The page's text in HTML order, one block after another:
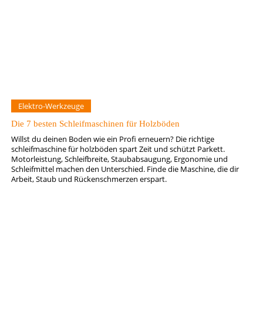
Elektro-Werkzeuge
Die 7 besten Schleifmaschinen für Holzböden
Willst du deinen Boden wie ein Profi erneuern? Die richtige
schleifmaschine für holzböden spart Zeit und schützt Parkett.
Motorleistung, Schleifbreite, Staubabsaugung, Ergonomie und
Schleifmittel machen den Unterschied. Finde die Maschine, die dir
Arbeit, Staub und Rückenschmerzen erspart.